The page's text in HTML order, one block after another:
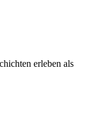
erleben als